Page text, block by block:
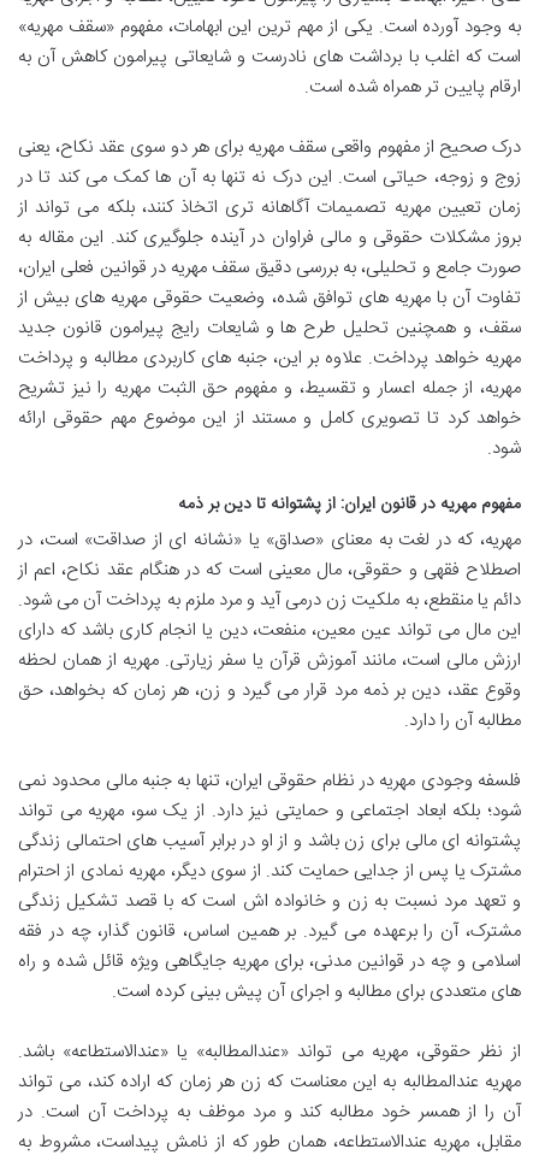
به وجود آورده است. یکی از مهم ترین این ابهامات، مفهوم «سقف مهریه»
است که اغلب با برداشت های نادرست و شایعاتی پیرامون کاهش آن به
ارقام پایین تر همراه شده است.
درک صحیح از مفهوم واقعی سقف مهریه برای هر دو سوی عقد نکاح، یعنی
زوج و زوجه، حیاتی است. این درک نه تنها به آن ها کمک می کند تا در
زمان تعیین مهریه تصمیمات آگاهانه تری اتخاذ کنند، بلکه می تواند از
بروز مشکلات حقوقی و مالی فراوان در آینده جلوگیری کند. این مقاله به
صورت جامع و تحلیلی، به بررسی دقیق سقف مهریه در قوانین فعلی ایران،
تفاوت آن با مهریه های توافق شده، وضعیت حقوقی مهریه های بیش از
سقف، و همچنین تحلیل طرح ها و شایعات رایج پیرامون قانون جدید
مهریه خواهد پرداخت. علاوه بر این، جنبه های کاربردی مطالبه و پرداخت
مهریه، از جمله اعسار و تقسیط، و مفهوم حق الثبت مهریه را نیز تشریح
خواهد کرد تا تصویری کامل و مستند از این موضوع مهم حقوقی ارائه
شود.
مفهوم مهریه در قانون ایران: از پشتوانه تا دین بر ذمه
مهریه، که در لغت به معنای «صداق» یا «نشانه ای از صداقت» است، در
اصطلاح فقهی و حقوقی، مال معینی است که در هنگام عقد نکاح، اعم از
دائم یا منقطع، به ملکیت زن درمی آید و مرد ملزم به پرداخت آن می شود.
این مال می تواند عین معین، منفعت، دین یا انجام کاری باشد که دارای
ارزش مالی است، مانند آموزش قرآن یا سفر زیارتی. مهریه از همان لحظه
وقوع عقد، دین بر ذمه مرد قرار می گیرد و زن، هر زمان که بخواهد، حق
مطالبه آن را دارد.
فلسفه وجودی مهریه در نظام حقوقی ایران، تنها به جنبه مالی محدود نمی
شود؛ بلکه ابعاد اجتماعی و حمایتی نیز دارد. از یک سو، مهریه می تواند
پشتوانه ای مالی برای زن باشد و از او در برابر آسیب های احتمالی زندگی
مشترک یا پس از جدایی حمایت کند. از سوی دیگر، مهریه نمادی از احترام
و تعهد مرد نسبت به زن و خانواده اش است که با قصد تشکیل زندگی
مشترک، آن را برعهده می گیرد. بر همین اساس، قانون گذار، چه در فقه
اسلامی و چه در قوانین مدنی، برای مهریه جایگاهی ویژه قائل شده و راه
های متعددی برای مطالبه و اجرای آن پیش بینی کرده است.
از نظر حقوقی، مهریه می تواند «عندالمطالبه» یا «عندالاستطاعه» باشد.
مهریه عندالمطالبه به این معناست که زن هر زمان که اراده کند، می تواند
آن را از همسر خود مطالبه کند و مرد موظف به پرداخت آن است. در
مقابل، مهریه عندالاستطاعه، همان طور که از نامش پیداست، مشروط به